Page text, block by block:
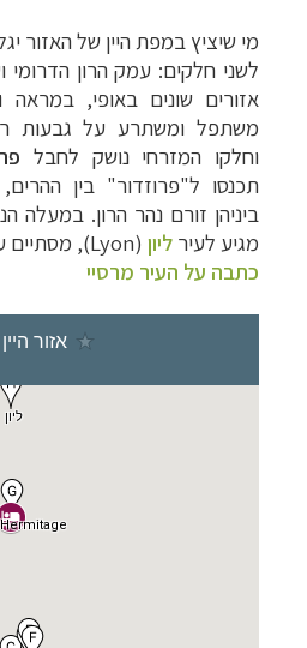
מי שיציץ במפת היין של האזור
לשני חלקים: עמק הרון הדרומי
אזורים שונים באופי, במראה
משתפל ומשתרע על גבעות
וחלקו המזרחי נושק לחבל
תכנסו ל"פרוזדור" בין
ביניהן זורם נהר הרון.
מגיע לעיר ליון (
Lyon), מסתיים
כתבה על העיר מרסיי